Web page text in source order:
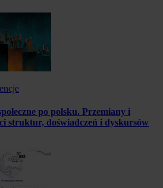
po polsku. Przemiany i
struktur, doświadczeń i dyskursów